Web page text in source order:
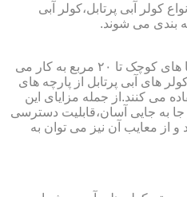
کولر آبی پرتابل،کولر آبی
بندی می شوند.
این نوع کولر ها معمولا برای فضا های کوچک تا ۲۰ مربع به کار می
های آبی پرتابل از پارچه های
می کنند.از جمله مزایای این
به جایی آسان،قابلیت دسترسی
از معایب آن نیز می توان به